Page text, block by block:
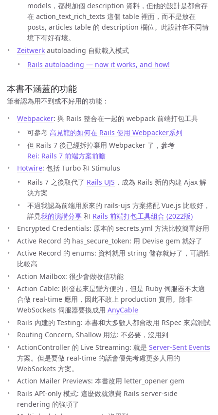
models，都想加個 description 資料，但他的設計是都會存
在 action_text_rich_texts 這個 table 裡面，而不是放在
posts, articles table 的 description 欄位。此設計在不同情
境下有好有壞。
Zeitwerk autoloading 自動載入模式
Rails autoloading — now it works, and how!
本書不涵蓋的功能
筆者認為用不到或不好用的功能：
Webpacker: 與 Rails 整合在一起的 webpack 前端打包工具
可參考 高見龍的如何在 Rails 使用 Webpacker系列
但 Rails 7 後已經拆掉棄用 Webpacker 了，參考
Rei: Rails 7 前端方案前瞻
Hotwire: 包括 Turbo 和 Stimulus
Rails 7 之後取代了 Rails UJS ，成為 Rails 新的內建 Ajax 解
決方案
不過我認為前端用原來的 rails-ujs 方案搭配 Vue.js 比較好，
詳見我的演講分享 和 Rails 前端打包工具組合 (2022版)
Encrypted Credentials: 原本的 secrets.yml 方法比較簡單好用
Active Record 的 has_secure_token: 用 Devise gem 就好了
Active Record 的 enums: 資料就用 string 儲存就好了，可讀性
比較高
Action Mailbox: 很少會做收信功能
Action Cable: 開發起來是蠻方便的，但是 Ruby 伺服器不太適
合做 real-time 應用，因此不敢上 production 實用。除非
WebSockets 伺服器要換成用 AnyCable
Rails 內建的 Testing: 本書和大多數人都會改用 RSpec 來寫測試
Routing Concern, Shallow 用法: 不必要，沒用到
ActionController 的 Live Streaming: 就是 Server-Sent Events
方案。但是要做 real-time 的話會優先考慮更多人用的
WebSockets 方案。
Action Mailer Previews: 本書改用 letter_opener gem
Rails API-only 模式: 這麼做就浪費 Rails server-side
rendering 的強項了